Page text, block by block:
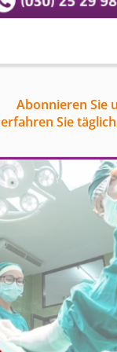
Abonnieren Sie
erfahren Sie